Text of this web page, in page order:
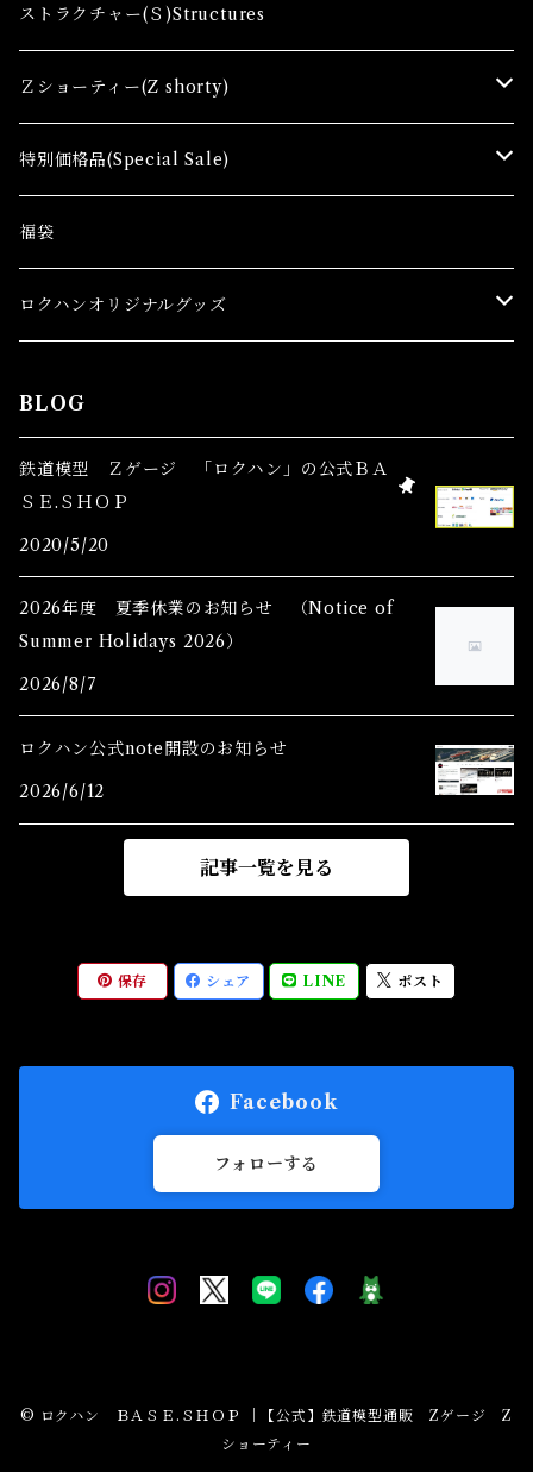
レール関連商品(Track related goods)
制御機器（Ａ）Control Accessory
アクセサリー(A) Accessories
コンテナ(Ａ) Container Cargo
ストラクチャー(Ｓ)Structures
Ｚショーティー(Z shorty)
車両（ST）Z Shorty Trains
アクセサリー&ストラクチャー(SA&SS) ACC&STL
スターターセット(SG) Starter Sets
特別価格品(Special Sale)
Ｚゲージ車両(特別価格) Trains
在宅支援キャンペーン
Zゲージ制御機器(特別価格)
福袋
ロクハンオリジナルグッズ
BLOG
鉄道模型 Ｚゲージ 「ロクハン」の公式ＢＡ
ＳＥ.ＳＨＯＰ
2020/5/20
2026年度 夏季休業のお知らせ （Notice of
Summer Holidays 2026）
2026/8/7
ロクハン公式note開設のお知らせ
2026/6/12
記事一覧を見る
保存 シェア LINE ポスト
Facebook
フォローする
© ロクハン ＢＡＳＥ.ＳＨＯＰ ｜【公式】鉄道模型通販 Zゲージ Z
ショーティー